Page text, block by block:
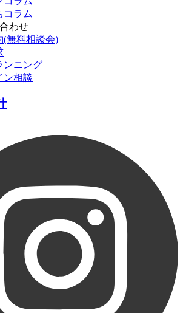
コラム
わせ
(無料相談会)
ンニング
ン相談